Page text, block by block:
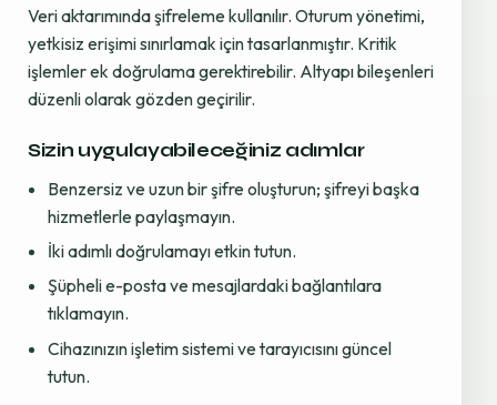
Veri aktarımında şifreleme kullanılır. Oturum yönetimi,
yetkisiz erişimi sınırlamak için tasarlanmıştır. Kritik
işlemler ek doğrulama gerektirebilir. Altyapı bileşenleri
düzenli olarak gözden geçirilir.
Sizin uygulayabileceğiniz adımlar
Benzersiz ve uzun bir şifre oluşturun; şifreyi başka
hizmetlerle paylaşmayın.
İki adımlı doğrulamayı etkin tutun.
Şüpheli e-posta ve mesajlardaki bağlantılara
tıklamayın.
Cihazınızın işletim sistemi ve tarayıcısını güncel
tutun.